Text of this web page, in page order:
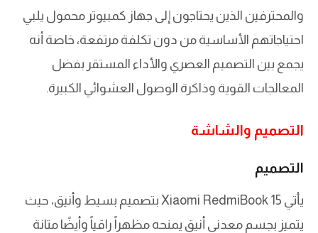
والمحترفين الذين يحتاجون إلى جهاز كمبيوتر محمول يلبي
احتياجاتهم الأساسية من دون تكلفة مرتفعة، خاصة أنه
يجمع بين التصميم العصري والأداء المستقر بفضل
المعالجات القوية وذاكرة الوصول العشوائي الكبيرة.
التصميم والشاشة
التصميم
يأتي Xiaomi RedmiBook 15 بتصميم بسيط وأنيق، حيث
يتميز بجسم معدني أنيق يمنحه مظهراً راقياً وأيضًا متانة